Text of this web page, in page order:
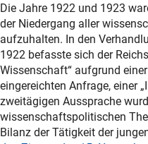
Die Jahre 1922 und 1923
der Niedergang aller
aufzuhalten. In den
1922 befasste sich der
Wissenschaft“ aufgrund
eingereichten Anfrage, einer
zweitägigen Aussprache
wissenschaftspolitischen
Bilanz der Tätigkeit der